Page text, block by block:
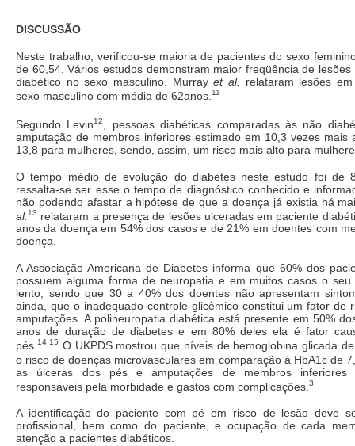
DISCUSSÃO
Neste trabalho, verificou-se maioria de pacientes do sexo
de 60,54. Vários estudos demonstram maior freqüência de
diabético no sexo masculino. Murrayet al.
relataram lesões
sexo masculino com média de 62anos. 11
Segundo Levin12
, pessoas diabéticas comparadas às não
amputação de membros inferiores estimado em 10,3 vezes mais
13,8 para mulheres, sendo, assim, um risco mais alto para
O tempo médio de evolução do diabetes neste estudo foi de
ressalta-se ser esse o tempo de diagnóstico conhecido e
não podendo afastar a hipótese de que a doença já existia há
al. 13 relataram a presença de lesões ulceradas em paciente
anos da doença em 54% dos casos e de 21% em doentes com
doença.
A Associação Americana de Diabetes informa que 60% dos
possuem alguma forma de neuropatia e em muitos casos o seu
lento, sendo que 30 a 40% dos doentes não apresentam
ainda, que o inadequado controle glicêmico constitui um fator de
amputações. A polineuropatia diabética está presente em 50%
anos de duração de diabetes e em 80% deles ela é fator
pés. 14,15 O UKPDS mostrou que níveis de hemoglobina glicada
o risco de doenças microvasculares em comparação à HbA1c de
as úlceras dos pés e amputações de membros inferiores
responsáveis pela morbidade e gastos com complicações. 3
A identificação do paciente com pé em risco de lesão deve
profissional, bem como do paciente, e ocupação de cada
atenção a pacientes diabéticos.